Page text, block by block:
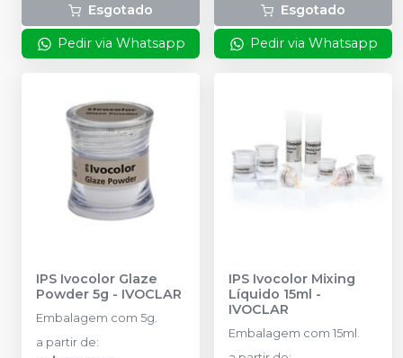
Esgotado
Pedir via Whatsapp
Esgotado
Pedir via Whatsapp
IPS Ivocolor Glaze
Powder 5g - IVOCLAR
Embalagem com 5g.
a partir de:
IPS Ivocolor Mixing
Líquido 15ml -
IVOCLAR
Embalagem com 15ml.